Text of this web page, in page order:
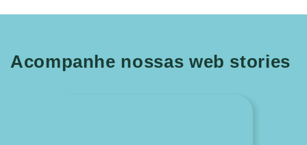
Acompanhe nossas web stories